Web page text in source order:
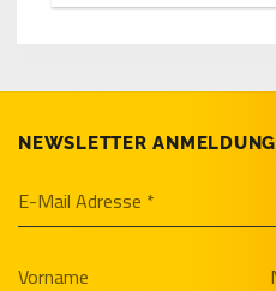
NEWSLETTER ANMELDUNG